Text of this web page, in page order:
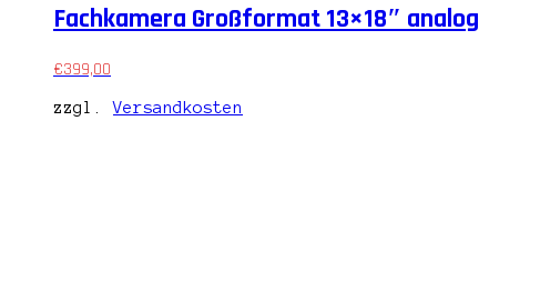
Fachkamera Großformat 13×18″ analog
€399,00
zzgl.Versandkosten